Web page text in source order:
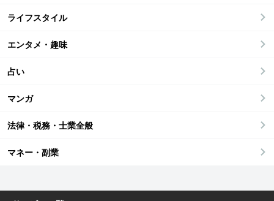
ライフスタイル
エンタメ・趣味
占い
マンガ
法律・税務・士業全般
マネー・副業